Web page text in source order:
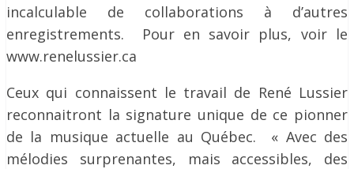
incalculable de collaborations à d’autres
enregistrements. Pour en savoir plus, voir le
www.renelussier.ca
Ceux qui connaissent le travail de René Lussier
reconnaitront la signature unique de ce pionner
de la musique actuelle au Québec. « Avec des
mélodies surprenantes, mais accessibles, des